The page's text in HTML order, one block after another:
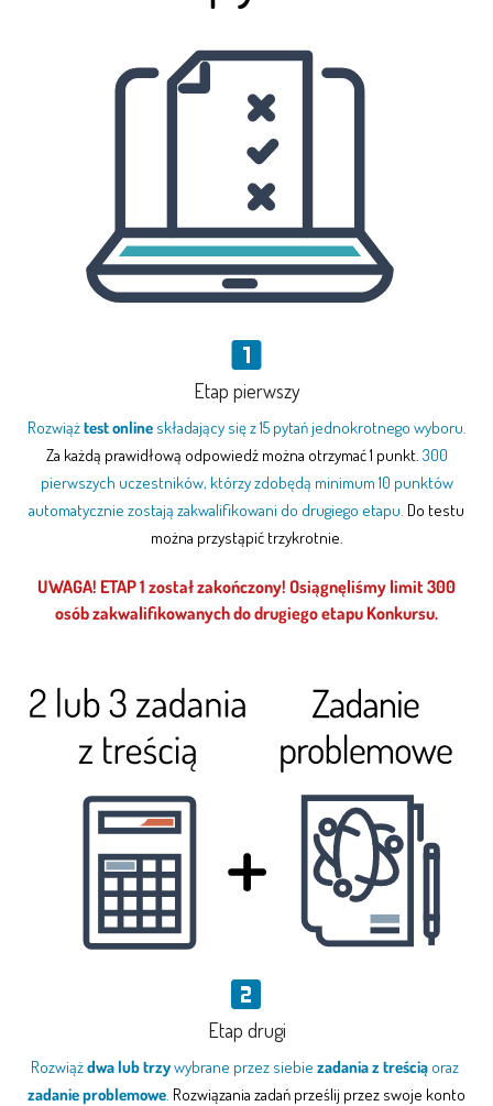
Etap pierwszy
Rozwiążtest onlineskładający się z 15 pytań jednokrotnego wyboru.
Za każdą prawidłową odpowiedź można otrzymać 1 punkt. 300
pierwszych uczestników, którzy zdobędą minimum 10 punktów
automatycznie zostają zakwalifikowani do drugiego etapu. Do testu
można przystąpić trzykrotnie.
UWAGA! ETAP 1 został zakończony! Osiągnęliśmy limit 300
osób zakwalifikowanych do drugiego etapu Konkursu.
Etap drugi
Rozwiążdwa lub trzywybrane przez siebie zadania z treścią oraz
zadanie problemowe. Rozwiązania zadań prześlij przez swoje konto